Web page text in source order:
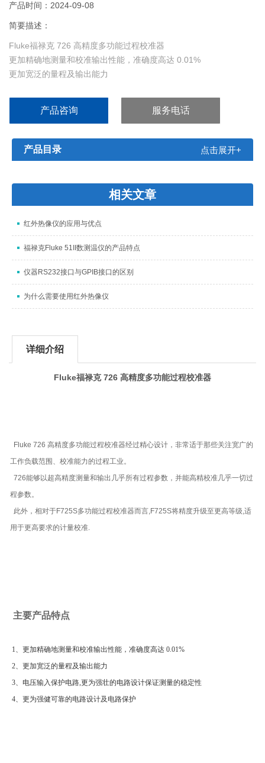
产品时间：2024-09-08
简要描述：
Fluke福禄克 726 高精度多功能过程校准器
更加精确地测量和校准输出性能，准确度高达 0.01%
更加宽泛的量程及输出能力
产品咨询 服务电话
产品目录 点击展开+
相关文章
红外热像仪的应用与优点
福禄克Fluke 51II数测温仪的产品特点
仪器RS232接口与GPIB接口的区别
为什么需要使用红外热像仪
详细介绍
Fluke福禄克 726 高精度多功能过程校准器
Fluke 726 高精度多功能过程校准器经过精心设计，非常适于那些关注宽广的
工作负载范围、校准能力的过程工业。
726能够以超高精度测量和输出几乎所有过程参数，并能高精校准几乎一切过
程参数。
此外，相对于F725S多功能过程校准器而言,F725S将精度升级至更高等级,适
用于更高要求的计量校准.
主要产品特点
1、更加精确地测量和校准输出性能，准确度高达 0.01%
2、更加宽泛的量程及输出能力
3、电压输入保护电路,更为强壮的电路设计保证测量的稳定性
4、更为强健可靠的电路设计及电路保护